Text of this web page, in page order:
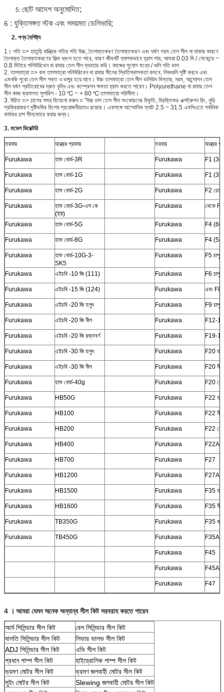
5: ছোট আদেশ অনুমোদিত;
6 : যুক্তিসঙ্গত স্টক এবং সময়মত ডেলিভারি;
2. পণ্য বৈশিষ্ট্য
1। গতি => হাতুড়ি যান্ত্রিক গতির গতি উচ্চ, তৈলাক্তকরণ তৈলাক্তকরণ এবং ঘর্ষণ গরম তেল সীল না থাকার কারণে
তৈলাক্ত তৈলাক্তকরণের ফিল্ম ধ্বংস হতে পারে, কারণ জীবনটি ব্যাপকভাবে হ্রাস পায়, আমরা 0.03 মি / সেকেন্ডে ~
0.8 মিটারে পলিউরিথেন বা রাবার তেল সীল ব্যবহার করি। কাজের সুযোগ মধ্যে / গুলি গতি ভাল
2. তাপমাত্রা => কম তাপমাত্রা পলিউরিথেন বা রাবার সীলের স্থিতিস্থাপকতা কমবে, লিকগুলি সৃষ্টি করবে এবং
এমনকি পুরো তেল সীল শক্ত ও ভঙ্গুর হয়ে যাবে। উচ্চ তাপমাত্রা তেল সীল ভলিউম বিস্তার, নরম, আন্দোলন তেল
সীল ঘর্ষণ প্রতিরোধের দ্রুত বৃদ্ধি এবং কম্প্রেশন ক্ষমতা হ্রাস করতে পারেন। Polyurethane বা রাবার তেল
সীল কাজ ক্রমাগত সুপারিশ - 10 ℃ ~ + 80 ℃ তাপমাত্রা পরিসীমা।
3. উচিত => চাপের সময় বিবেচনা করুন = "উচ্চ চাপ তেল সীল সংকোচনের বিকৃতি, বিরক্তিকর এক্সট্রুশন রিং, নুড়ি
প্রক্রিয়াকরণ দৃষ্টিভঙ্গির বিশেষ প্রয়োজনীয়তাও রয়েছে। একসঙ্গে আম্মোনিক ফ্যাট 2.5 ~ 31.5 এমপিএতে সর্বাধিক
কার্যকর চাপ সীলমোহর করার জন্য।
3. মডেল ডিরেক্টরি
তরবার যন্ত্রের প্রকার তরবার যন্ত্রের
Furukawa হাফ বোর্ড-3R Furukawa F1 (34)
Furukawa হাফ বোর্ড-1G Furukawa F1 (35)
Furukawa হাফ বোর্ড-2G Furukawa F2 চেপে
Furukawa
হাফ বোর্ড-3G-এস কে
(ইউ)
Furukawa থেকে F3
Furukawa হাফ বোর্ড-5G Furukawa F4 (60)
Furukawa হাফ বোর্ড-8G Furukawa F4 (58)
Furukawa
হাফ বোর্ড-10G-3-
SK5
Furukawa F5 চাপুন
Furukawa এইচবি -10 জি (111) Furukawa F6 চাপুন
Furukawa এইচবি -15 জি (124) Furukawa এবং F8
Furukawa এইচবি -20 জি হলুদ Furukawa F9 চাপুন
Furukawa এইচবি -20 জি নীল Furukawa F12-
Furukawa এইচবি -20 জি রক্তবর্ণ Furukawa F19-
Furukawa এইচবি -30 জি হলুদ Furukawa F20
Furukawa এইচবি -30 জি নীল Furukawa F20 নীল
Furukawa হাফ বোর্ড-40g Furukawa F20
Furukawa HB50G Furukawa F22
Furukawa HB100 Furukawa F22 নীল
Furukawa HB200 Furukawa F22
Furukawa HB400 Furukawa
Furukawa HB700 Furukawa F27
Furukawa HB1200 Furukawa
Furukawa HB1500 Furukawa F35
Furukawa HB1600 Furukawa F35 নীল
Furukawa TB350G Furukawa F35
Furukawa TB450G Furukawa
Furukawa F45
Furukawa
Furukawa F47
4 । আমরা যেমন অনেক অন্যান্য সীল কিট সরবরাহ করতে পারেন
আর্ম সিলিন্ডার সীল কিট
বেল সিলিন্ডার সীল কিট
বালতি সিলিন্ডার সীল কিট
লিভার ভালভ সীল কিট
ADJ সিলিন্ডার সীল কিট
এভি সীল কিট
প্রধান পাম্প সীল কিট
হাইড্রোলিক পাম্প সীল কিট
ভ্রমণ মোটর সীল কিট
ভ্রমণ জলবাহী মোটর সীল কিট
সুইং মোটর সীল কিট
Slewing জলবাহী মোটর সীল কিট